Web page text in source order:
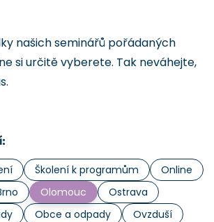
našich seminářů pořádaných
si určitě vyberete. Tak neváhejte,
Školení k programům
Online
Olomouc
Ostrava
Obce a odpady
Ovzduší